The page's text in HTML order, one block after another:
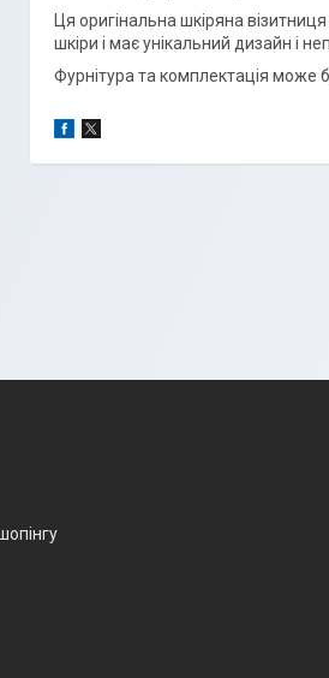
Ця оригінальна шкіряна
шкіри і має унікальний дизайн і
Фурнітура та комплектація може